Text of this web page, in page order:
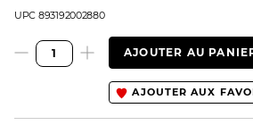
UPC 893192002880
AJOUTER AU
AJOUTER AUX